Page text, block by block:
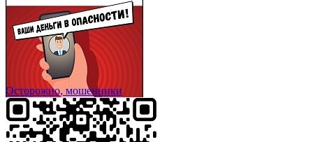
Осторожно, мошенники